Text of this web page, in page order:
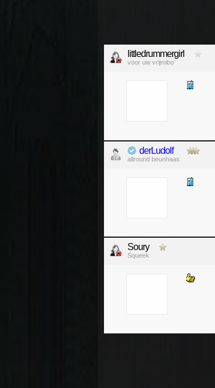
littledrummergirl
voor uw vrijmibo
derLudolf
allround beunhaas
Soury
Squeek